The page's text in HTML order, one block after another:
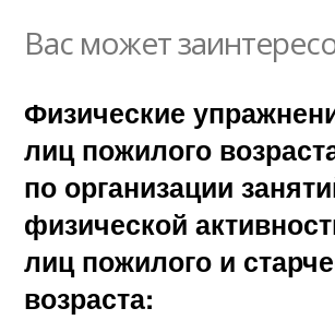
Вас может
Физические
лиц пожилого
по организации
физической
лиц пожилого и
возраста: